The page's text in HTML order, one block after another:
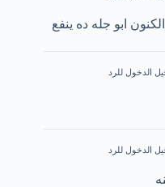
ابو جله ده ينفع
الدخول للرد
الدخول للرد